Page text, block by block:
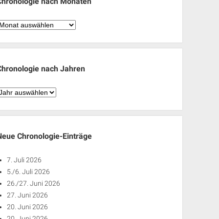
Chronologie
nach Jahren
Chronologie-Einträge
7. Juli 2026
5./6. Juli 2026
26./27. Juni 2026
27. Juni 2026
20. Juni 2026